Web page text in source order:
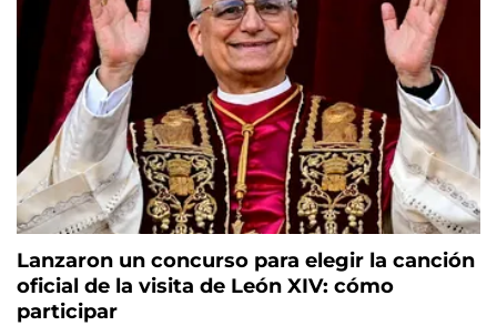
Lanzaron un concurso para elegir la canción
oficial de la visita de León XIV: cómo
participar